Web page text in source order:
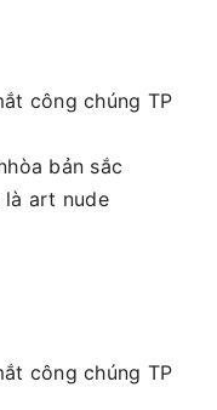
công chúng TP
bản sắc
là art nude
công chúng TP